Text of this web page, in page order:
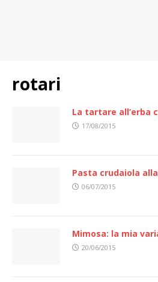
rotari
La tartare all’erba
17/08/2015
Pasta crudaiola
06/07/2015
Mimosa: la mia
20/06/2015